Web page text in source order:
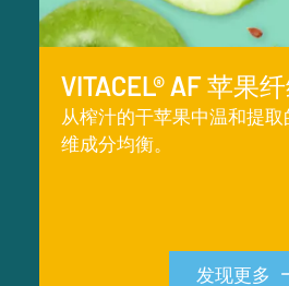
VITACEL® AF 苹果
从榨汁的干苹果中温和提
维成分均衡。
发现更多
发现更多